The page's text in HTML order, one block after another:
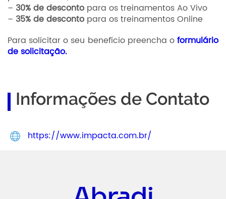
– 30%de desconto para os treinamentos Ao Vivo
– 35%de desconto para os treinamentos Online
Para solicitar o seu benefício preencha oformulário
de solicitação.
Informações de Contato
https://www.impacta.com.br/